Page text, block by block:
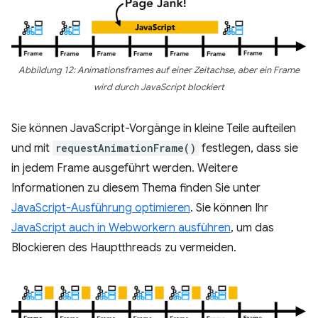
Abbildung 12: Animationsframes auf einer Zeitachse, aber ein Frame
wird durch JavaScript blockiert
Sie können JavaScript-Vorgänge in kleine Teile aufteilen
und mit requestAnimationFrame() festlegen, dass sie
in jedem Frame ausgeführt werden. Weitere
Informationen zu diesem Thema finden Sie unter
JavaScript-Ausführung optimieren. Sie können Ihr
JavaScript auch in Webworkern ausführen, um das
Blockieren des Hauptthreads zu vermeiden.